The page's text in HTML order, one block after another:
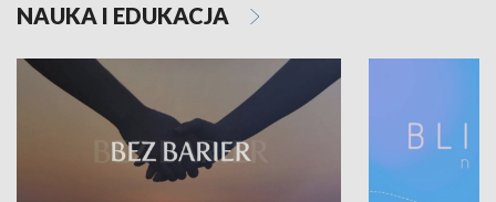
NAUKA I EDUKACJA